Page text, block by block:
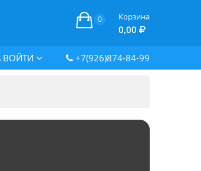
0 Корзина
0,00
ВОЙТИ +7(926)874-84-99